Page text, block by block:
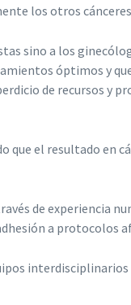
los otros
sino a los
óptimos y
de recursos y
el resultado en
de experiencia
a protocolos